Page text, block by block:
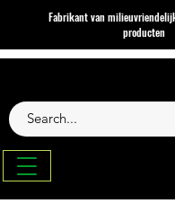
Fabrikant van
producten